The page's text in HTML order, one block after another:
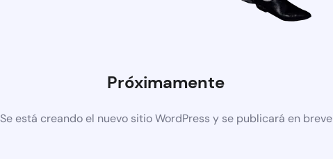
Próximamente
Se está creando el nuevo sitio WordPress y se publicará en breve